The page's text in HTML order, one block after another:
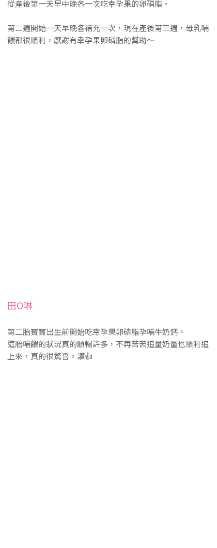
從產後第一天早中晚各一次吃幸孕果的卵磷脂，
第二週開始一天早晚各補充一次，現在產後第三週，母乳哺
餵都很順利，感謝有幸孕果卵磷脂的幫助～
田O琳
第二胎寶寶出生前開始吃幸孕果卵磷脂孕哺牛奶鈣。
這胎哺餵的狀況真的順暢許多，不再苦苦追量奶量也順利追
上來，真的很驚喜，讚👍